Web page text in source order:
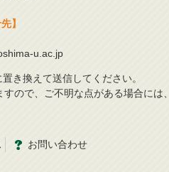
】
u.ac.jp
き換えて送信してください。
ので、ご不明な点がある場合には
お問い合わせ